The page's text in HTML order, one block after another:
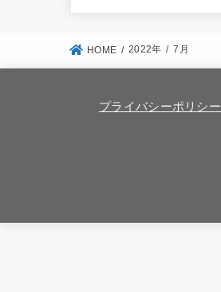
HOME 2022年 7月
プライバシーポリシー